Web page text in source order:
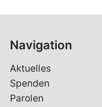
Navigation
Aktuelles
Spenden
Parolen